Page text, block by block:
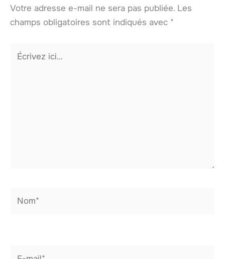
Votre adresse e-mail ne sera pas publiée. Les
champs obligatoires sont indiqués avec *
Écrivez